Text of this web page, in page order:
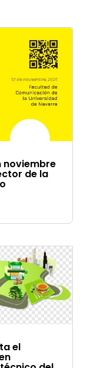
noviembre
de la
el